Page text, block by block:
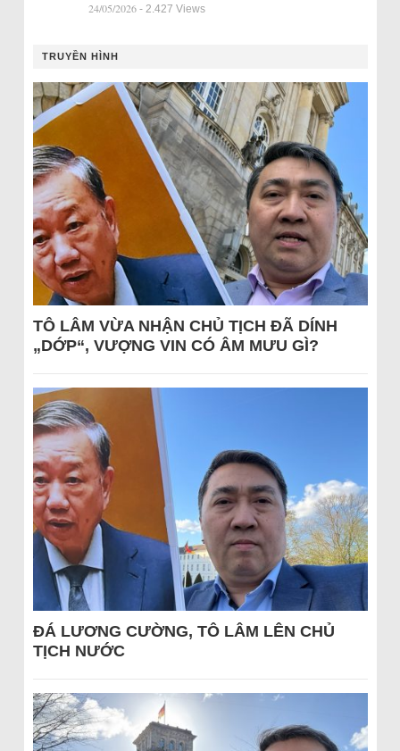
24/05/2026 - 2.427 Views
TRUYỀN HÌNH
TÔ LÂM VỪA NHẬN CHỦ TỊCH ĐÃ DÍNH
„DỚP“, VƯỢNG VIN CÓ ÂM MƯU GÌ?
ĐÁ LƯƠNG CƯỜNG, TÔ LÂM LÊN CHỦ
TỊCH NƯỚC